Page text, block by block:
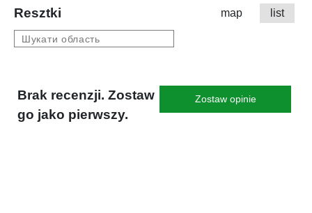
Resztki map list
Brak recenzji. Zostaw
go jako pierwszy.
Zostaw opinie